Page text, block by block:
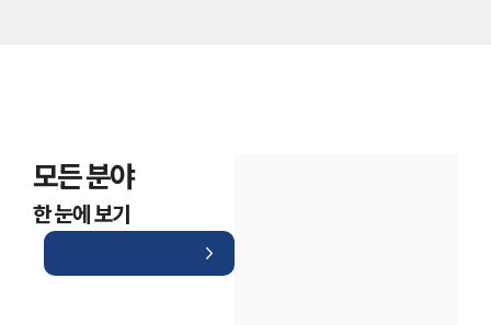
모든 분야
한 눈에 보기